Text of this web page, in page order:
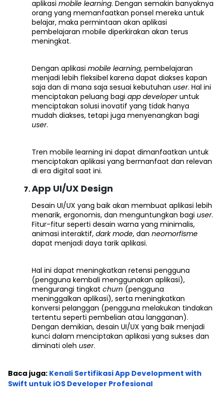
aplikasi mobile learning. Dengan semakin banyaknya
orang yang memanfaatkan ponsel mereka untuk
belajar, maka permintaan akan aplikasi
pembelajaran mobile diperkirakan akan terus
meningkat.
Dengan aplikasi mobile learning, pembelajaran
menjadi lebih fleksibel karena dapat diakses kapan
saja dan di mana saja sesuai kebutuhan user. Hal ini
menciptakan peluang bagi app developeruntuk
menciptakan solusi inovatif yang tidak hanya
mudah diakses, tetapi juga menyenangkan bagi
user.
Tren mobile learning ini dapat dimanfaatkan untuk
menciptakan aplikasi yang bermanfaat dan relevan
di era digital saat ini.
App UI/UX Design
Desain UI/UX yang baik akan membuat aplikasi lebih
menarik, ergonomis, dan menguntungkan bagi user.
Fitur-fitur seperti desain warna yang minimalis,
animasi interaktif, dark mode, dan neomorfisme
dapat menjadi daya tarik aplikasi.
Hal ini dapat meningkatkan retensi pengguna
(pengguna kembali menggunakan aplikasi),
mengurangi tingkat churn (pengguna
meninggalkan aplikasi), serta meningkatkan
konversi pelanggan (pengguna melakukan tindakan
tertentu seperti pembelian atau langganan).
Dengan demikian, desain UI/UX yang baik menjadi
kunci dalam menciptakan aplikasi yang sukses dan
diminati oleh user.
Baca juga: Kenali Sertifikasi App Development with
Swift untuk iOS Developer Profesional